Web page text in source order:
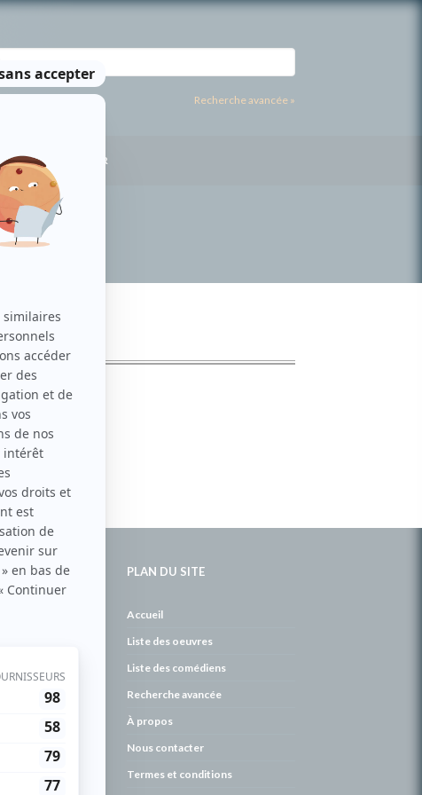
Recherche avancée »
NOUS CONTACTER
de
PLAN DU SITE
Accueil
Liste des oeuvres
Liste des comédiens
Recherche avancée
À propos
Nous contacter
Termes et conditions